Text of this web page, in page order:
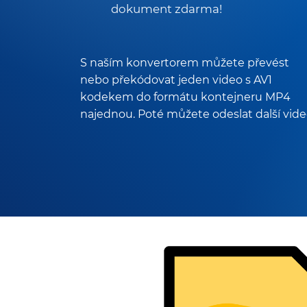
dokument zdarma!
S naším konvertorem můžete převést
nebo překódovat jeden video s AV1
kodekem do formátu kontejneru MP4
najednou. Poté můžete odeslat další